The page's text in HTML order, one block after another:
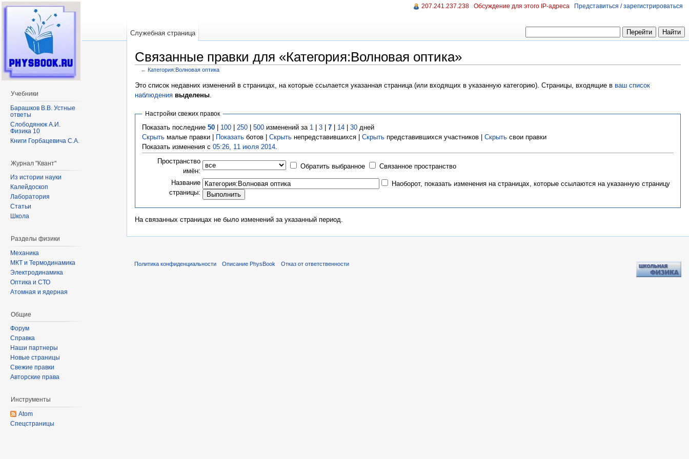
Связанные правки для «Категория:Волновая оптика»
← Категория:Волновая оптика
Это список недавних изменений в страницах, на которые ссылается указанная страница (или входящих в указанную категорию). Страницы, входящие в ваш список
наблюдения выделены
Настройки свежих правок
Показать последние 50| 100| 250| 500изменений за 1 | 3| 7| 14| 30дней
Скрытьмалые правки | Показатьботов | Скрытьнепредставившихся | Скрытьпредставившихся участников | Скрытьсвои правки
Показать изменения с 05:26, 11 июля 2014.
Пространство
имён:
Обратить выбранное Связанное пространство
Название
страницы:
Наоборот, показать изменения на страницах, которые ссылаются на указанную страницу
На связанных страницах не было изменений за указанный период.
207.241.237.238 Обсуждение для этого IP-адреса Представиться / зарегистрироваться
Служебная страница
Учебники
Барашков В.В. Устные
ответы
Слободянюк А.И.
Физика 10
Книги Горбацевича С.А.
Журнал "Квант"
Из истории науки
Калейдоскоп
Лаборатория
Статьи
Школа
Разделы физики
Механика
МКТ и Термодинамика
Электродинамика
Оптика и СТО
Атомная и ядерная
Общие
Форум
Справка
Наши партнеры
Новые страницы
Свежие правки
Авторские права
Инструменты
Atom
Спецстраницы
Политика конфиденциальности Описание PhysBook Отказ от ответственности